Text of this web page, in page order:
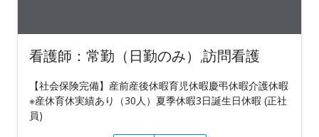
看護師：常勤（日勤のみ）,訪問看護
【社会保険完備】産前産後休暇育児休暇慶弔休暇介護休暇
※産休育休実績あり（30人）夏季休暇3日誕生日休暇 (正社
員)